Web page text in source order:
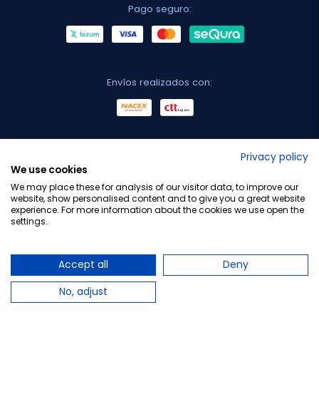
Pago seguro:
Envíos realizados con:
Privacy policy
We use cookies
We may place these for analysis of our visitor data, to improve our
website, show personalised content and to give you a great website
experience. For more information about the cookies we use open the
settings.
Accept all
Deny
No, adjust